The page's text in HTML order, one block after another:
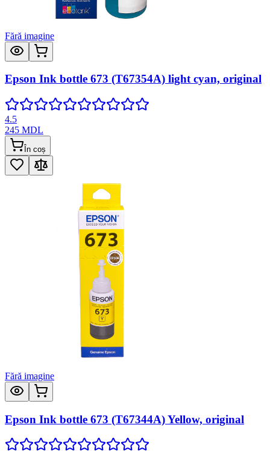
Fără imagine
Epson Ink bottle 673 (T67354A) light cyan, original
4.5
245 MDL
În coș
Fără imagine
Epson Ink bottle 673 (T67344A) Yellow, original